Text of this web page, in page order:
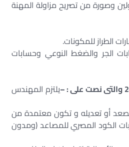
وصورة من تصريح مزاولة المهنة
الجر والضغط النوعي وحسابات
يلتزم المهندس
أو تعديله و تكون معتمدة من
الكود المصري للمصاعد (ومدون